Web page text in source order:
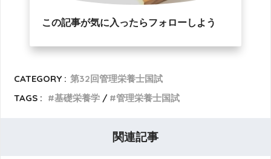
この記事が気に入ったらフォローしよう
CATEGORY : 第32回管理栄養士国試
TAGS :
基礎栄養学 管理栄養士国試
関連記事